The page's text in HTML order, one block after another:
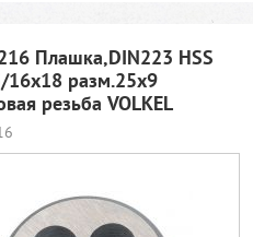
Плашка,DIN223 HSS
16x18 разм.25х9
резьба VOLKEL